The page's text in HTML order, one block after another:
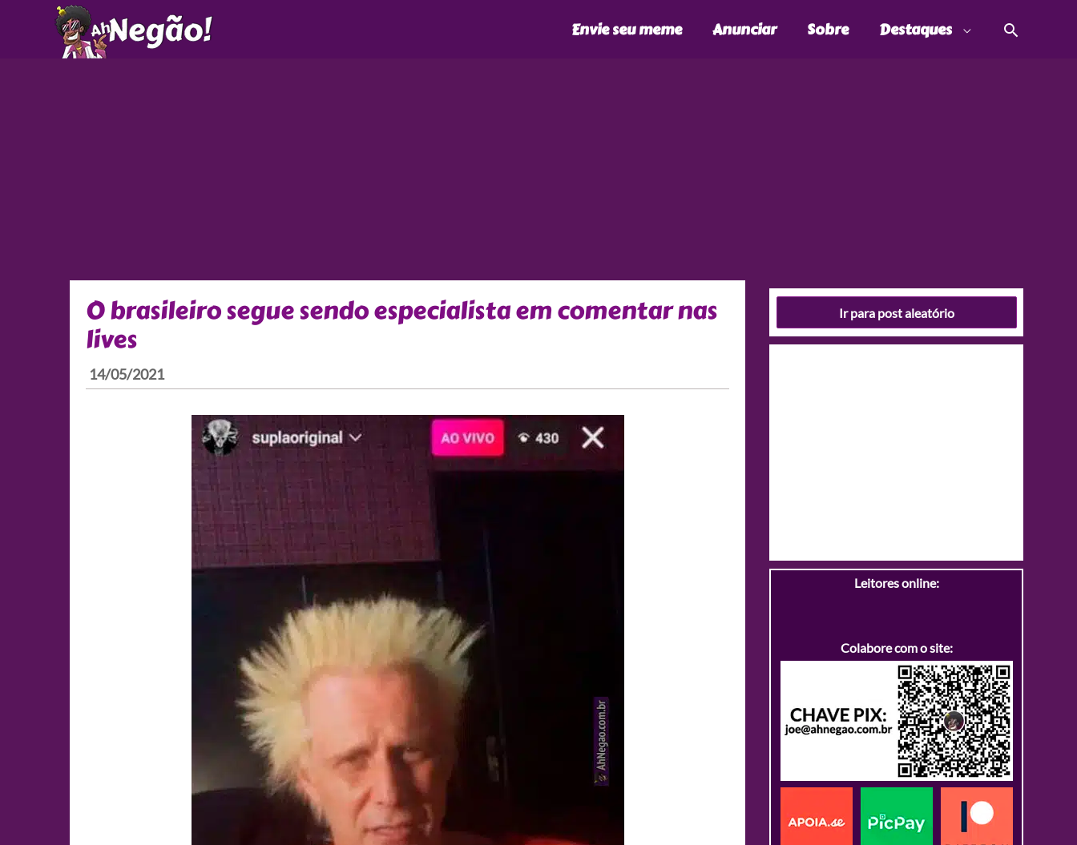
Envie seu meme Anunciar Sobre Destaques
O brasileiro segue sendo especialista em comentar nas
lives
14/05/2021
Ir para post aleatório
Leitores online:
Colabore com o site: